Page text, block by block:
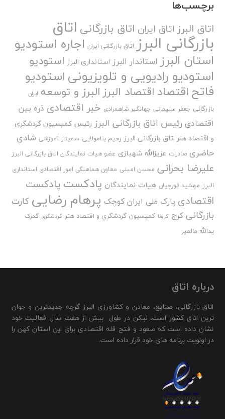
برچسب‌ها
اتاق البرزاتاق ایران اتاق بازرگانی اتاق
بازرگانی البرز اتاق بازرگانی ایران اجاره استودیو
استان البرز استاندار البرز استانداری البرز استودیو
استودیو رادیویی و تلویزیونیاستودیو
فاتح اقتصاد اقتصاد البرزالبرز و توسعه ایران
بازرگانی جعفر سلیمانی جهانگیر شاهمرادی خبر اقتصادی ذره بین
اقتصادی رئیس اتاق بازرگانی البرز رئیس کمیسیون گردشگری
و اقتصاد هنر اتاق بازرگانی البرز رحیم بنامولایی سمینار آموزشی شادی
حاضری صادرات عزیزالله شهبازی عضو هیات نمایندگان اتاق بازرگانی البرز
علیرضا بحرانی محسن امینی معاون هماهنگی امور اقتصادی استانداری
البرز مهشید قورچیان هیات نمایندگان پادکست پادکست
اقتصادی پارک ملی ایران کوچک پرهام رضایی کارت
بازرگانی کرج کرونا کمیسیون گردشگری و اقتصاد هنر گردشگری گمرک
یدالله مالمیر
درباره اتاق
اتاق بازرگانی، صنایع، معادن و کشاورزی البرز گرچه جدیدترین و جوان
ترین اتاق کشور است، لیکن در طول بیش از هفت سال فعالیت خود
نشان داده است که صعود و فتح قله اقتصادی برای این استان کهن را
در اولویت برنامه های خود قرار داده است.